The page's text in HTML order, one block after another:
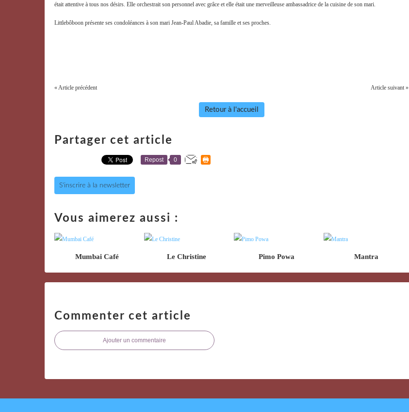
était attentive à tous nos désirs. Elle orchestrait son personnel avec grâce et elle était une merveilleuse ambassadrice de la cuisine de son mari.
Littlebôboon présente ses condoléances à son mari Jean-Paul Abadie, sa famille et ses proches.
« Article précédent Article suivant »
Retour à l'accueil
Partager cet article
Repost 0
S'inscrire à la newsletter
Vous aimerez aussi :
Mumbai Café Le Christine Pimo Powa Mantra
Commenter cet article
Ajouter un commentaire